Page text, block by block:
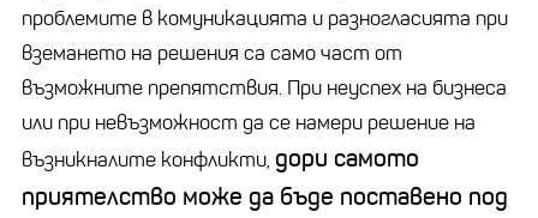
проблемите в комуникацията и разногласията при
вземането на решения са само част от
възможните препятствия. При неуспех на бизнеса
или при невъзможност да се намери решение на
възникналите конфликти, дори самото
приятелство може да бъде поставено под